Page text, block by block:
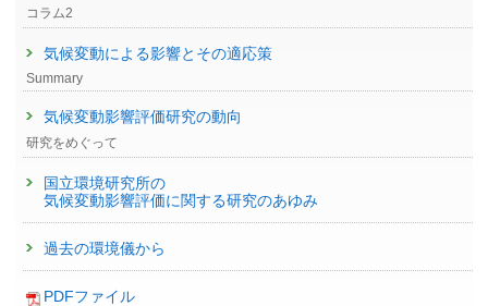
コラム2
気候変動による影響とその適応策
Summary
気候変動影響評価研究の動向
研究をめぐって
国立環境研究所の
気候変動影響評価に関する研究のあゆみ
過去の環境儀から
PDFファイル